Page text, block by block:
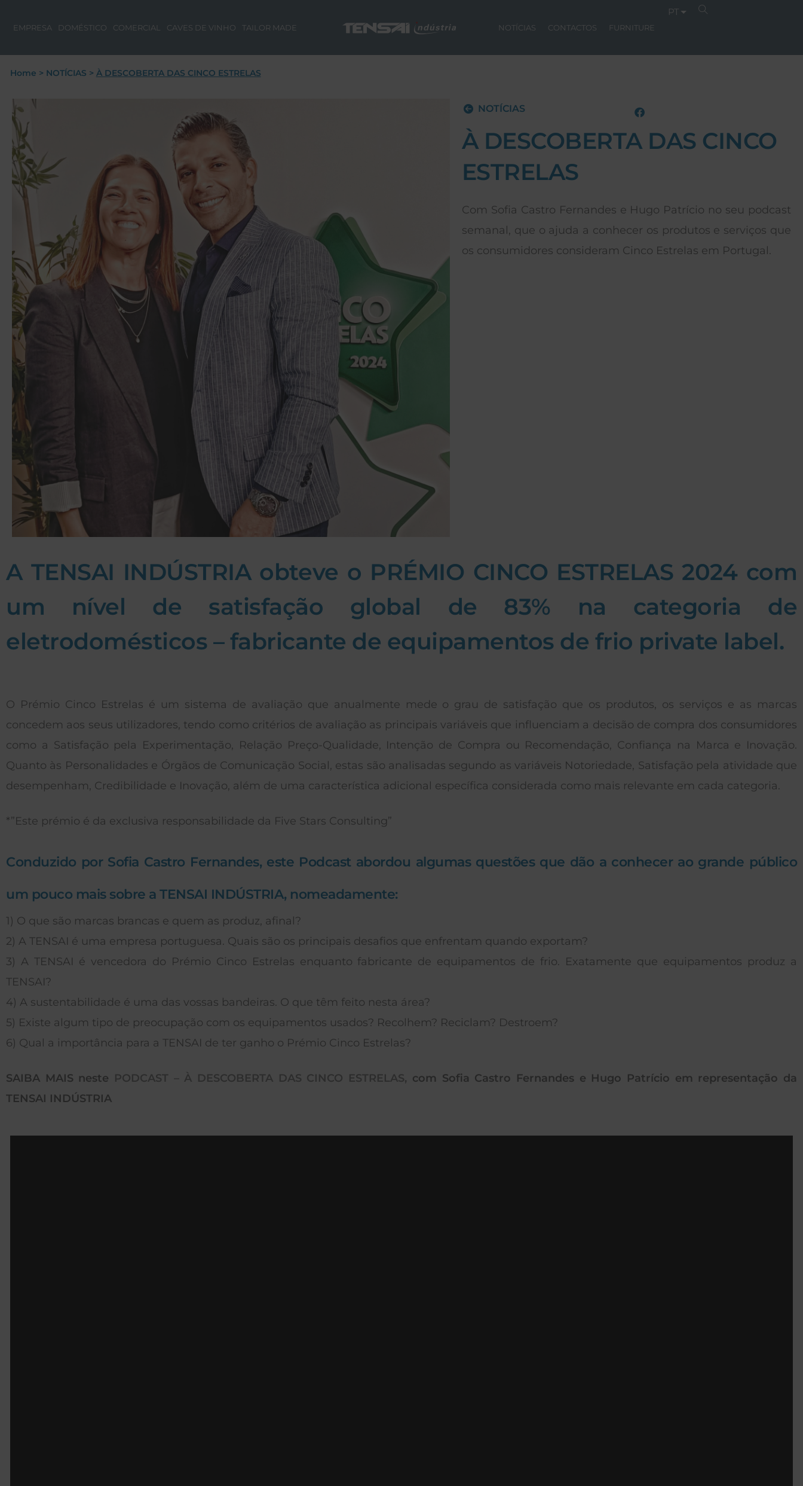
EMPRESA DOMÉSTICO COMERCIAL CAVES DE VINHO TAILOR MADE NOTÍCIAS CONTACTOS FURNITURE
PT
Home > NOTÍCIAS > À DESCOBERTA DAS CINCO ESTRELAS
NOTÍCIAS
À DESCOBERTA DAS CINCO
ESTRELAS
Com Sofia Castro Fernandes e Hugo Patrício no seu podcast
semanal, que o ajuda a conhecer os produtos e serviços que
os consumidores consideram Cinco Estrelas em Portugal.
A TENSAI INDÚSTRIA obteve o PRÉMIO CINCO ESTRELAS 2024 com
um nível de satisfação global de 83% na categoria de
eletrodomésticos – fabricante de equipamentos de frio private label.
O Prémio Cinco Estrelas é um sistema de avaliação que anualmente mede o grau de satisfação que os produtos, os serviços e as marcas
concedem aos seus utilizadores, tendo como critérios de avaliação as principais variáveis que influenciam a decisão de compra dos consumidores
como a Satisfação pela Experimentação, Relação Preço-Qualidade, Intenção de Compra ou Recomendação, Confiança na Marca e Inovação.
Quanto às Personalidades e Órgãos de Comunicação Social, estas são analisadas segundo as variáveis Notoriedade, Satisfação pela atividade que
desempenham, Credibilidade e Inovação, além de uma característica adicional específica considerada como mais relevante em cada categoria.
*”Este prémio é da exclusiva responsabilidade da Five Stars Consulting”
Conduzido por Sofia Castro Fernandes, este Podcast abordou algumas questões que dão a conhecer ao grande público
um pouco mais sobre a TENSAI INDÚSTRIA, nomeadamente:
1) O que são marcas brancas e quem as produz, afinal?
2) A TENSAI é uma empresa portuguesa. Quais são os principais desafios que enfrentam quando exportam?
3) A TENSAI é vencedora do Prémio Cinco Estrelas enquanto fabricante de equipamentos de frio. Exatamente que equipamentos produz a
TENSAI?
4) A sustentabilidade é uma das vossas bandeiras. O que têm feito nesta área?
5) Existe algum tipo de preocupação com os equipamentos usados? Recolhem? Reciclam? Destroem?
6) Qual a importância para a TENSAI de ter ganho o Prémio Cinco Estrelas?
SAIBA MAIS neste PODCAST – À DESCOBERTA DAS CINCO ESTRELAS, com Sofia Castro Fernandes e Hugo Patrício em representação da
TENSAI INDÚSTRIA